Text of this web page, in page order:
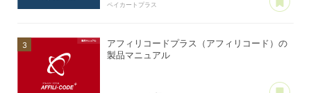
ペイカートプラス
アフィリコードプラス（アフィリコード）の
製品マニュアル